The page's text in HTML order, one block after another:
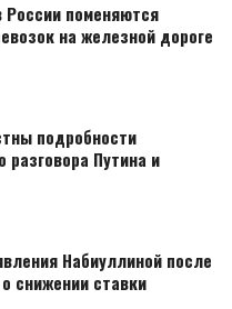
России поменяются
на железной дороге
подробности
разговора Путина и
Набиуллиной после
снижении ставки